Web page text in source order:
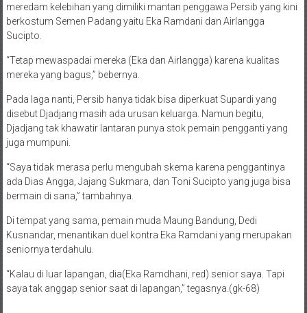
meredam kelebihan yang dimiliki mantan penggawa Persib yang kini
berkostum Semen Padang yaitu Eka Ramdani dan Airlangga
Sucipto.
“Tetap mewaspadai mereka (Eka dan Airlangga) karena kualitas
mereka yang bagus,” bebernya.
Pada laga nanti, Persib hanya tidak bisa diperkuat Supardi yang
disebut Djadjang masih ada urusan keluarga. Namun begitu,
Djadjang tak khawatir lantaran punya stok pemain pengganti yang
juga mumpuni.
“Saya tidak merasa perlu mengubah skema karena penggantinya
ada Dias Angga, Jajang Sukmara, dan Toni Sucipto yang juga bisa
bermain di sana,” tambahnya.
Di tempat yang sama, pemain muda Maung Bandung, Dedi
Kusnandar, menantikan duel kontra Eka Ramdani yang merupakan
seniornya terdahulu.
“Kalau di luar lapangan, dia(Eka Ramdhani, red) senior saya. Tapi
saya tak anggap senior saat di lapangan,” tegasnya.(gk-68)